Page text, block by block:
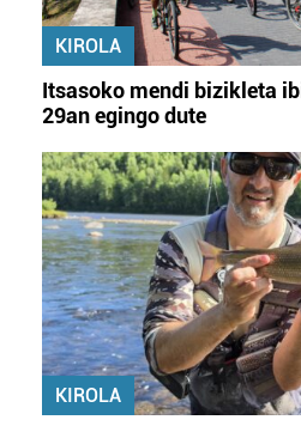
KIROLA
Itsasoko mendi bizikleta
29an egingo dute
KIROLA